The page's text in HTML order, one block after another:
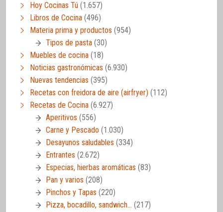
Hoy Cocinas Tú (1.657)
Libros de Cocina (496)
Materia prima y productos (954)
Tipos de pasta (30)
Muebles de cocina (18)
Noticias gastronómicas (6.930)
Nuevas tendencias (395)
Recetas con freidora de aire (airfryer) (112)
Recetas de Cocina (6.927)
Aperitivos (556)
Carne y Pescado (1.030)
Desayunos saludables (334)
Entrantes (2.672)
Especias, hierbas aromáticas (83)
Pan y varios (208)
Pinchos y Tapas (220)
Pizza, bocadillo, sandwich… (217)